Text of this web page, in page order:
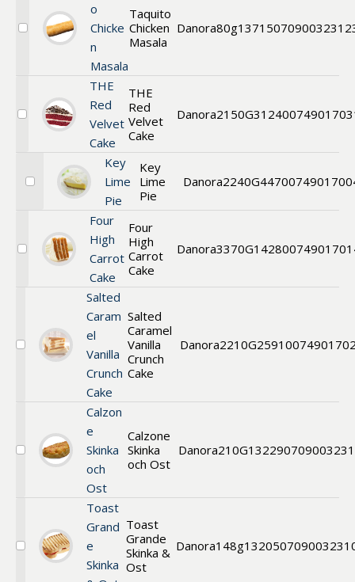
Välj
o
Chicke
n
Masala
Taquito
Chicken
Masala
Danora80g13715
Välj
THE
Red
Velvet
Cake
THE
Red
Velvet
Cake
Danora2150G3124
Välj
Lime
Key
Lime
Pie
Key
Lime
Pie
Danora2240G447
Välj
Four
High
Carrot
Cake
Four
High
Carrot
Cake
Danora3370G1428
Välj
Crunch
Salted
Caram
el
Vanilla
Crunch
Cake
Salted
Caramel
Vanilla
Crunch
Cake
Danora2210G2591
Välj
och
Calzon
e
Skinka
och
Ost
Calzone
Skinka
och Ost
Danora210G13229
Välj
Toast
Grand
e
Skinka
Toast
Grande
Skinka &
Ost
Danora148g13205